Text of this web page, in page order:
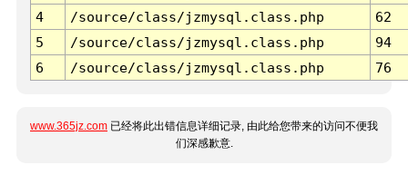
4
/source/class/jzmysql.class.php
62
5
/source/class/jzmysql.class.php
94
6
/source/class/jzmysql.class.php 76
www.365jz.com 已经将此出错信息详细记录, 由此给您带来的访问不便我
们深感歉意.